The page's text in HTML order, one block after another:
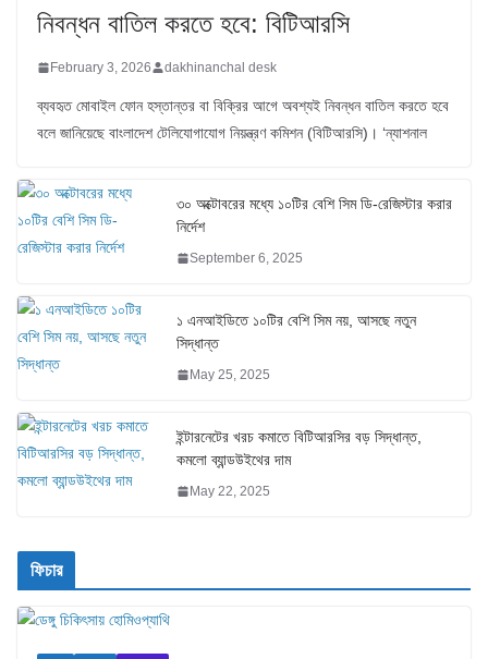
নিবন্ধন বাতিল করতে হবে: বিটিআরসি
February 3, 2026 dakhinanchal desk
ব্যবহৃত মোবাইল ফোন হস্তান্তর বা বিক্রির আগে অবশ্যই নিবন্ধন বাতিল করতে হবে
বলে জানিয়েছে বাংলাদেশ টেলিযোগাযোগ নিয়ন্ত্রণ কমিশন (বিটিআরসি)। ‘ন্যাশনাল
৩০ অক্টোবরের মধ্যে ১০টির বেশি সিম ডি-রেজিস্টার করার
নির্দেশ
September 6, 2025
১ এনআইডিতে ১০টির বেশি সিম নয়, আসছে নতুন
সিদ্ধান্ত
May 25, 2025
ইন্টারনেটের খরচ কমাতে বিটিআরসির বড় সিদ্ধান্ত,
কমলো ব্যান্ডউইথের দাম
May 22, 2025
ফিচার